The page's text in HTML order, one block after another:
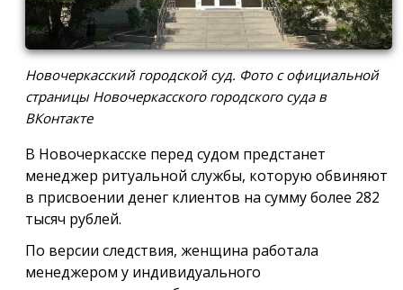
Новочеркасский городской суд. Фото с официальной
страницы Новочеркасского городского суда в
ВКонтакте
В Новочеркасске перед судом предстанет
менеджер ритуальной службы, которую обвиняют
в присвоении денег клиентов на сумму более 282
тысяч рублей.
По версии следствия, женщина работала
менеджером у индивидуального